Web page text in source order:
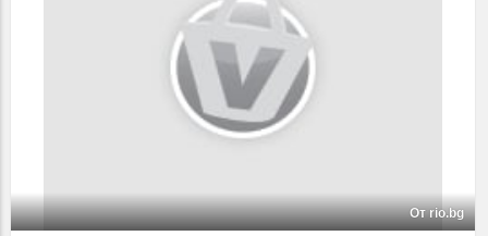
От rio.bg